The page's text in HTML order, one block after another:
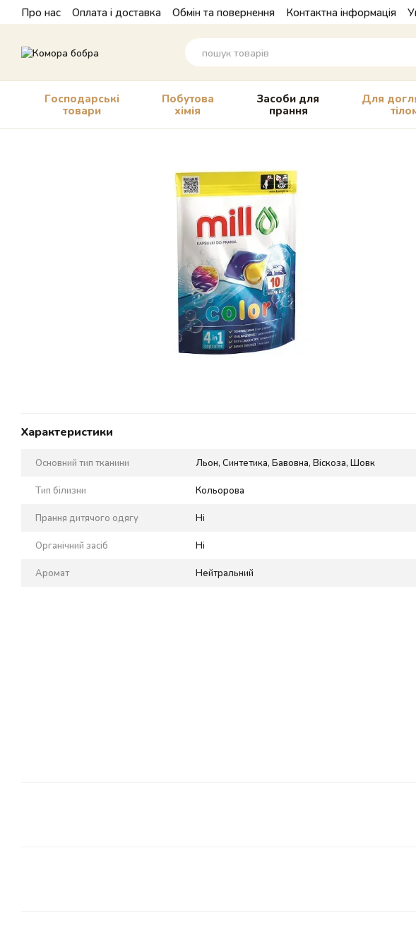
Перейти до основного контенту
Про нас Оплата і доставка Обмін та повернення Контактна інформація
Господарські
товари
Побутова
хімія
Засоби для
прання
Для
Характеристики
Основний тип тканини Льон, Синтетика, Бавовна, Віскоза, Шовк
Тип білизни Кольорова
Прання дитячого одягу Ні
Органічний засіб Ні
Аромат Нейтральний